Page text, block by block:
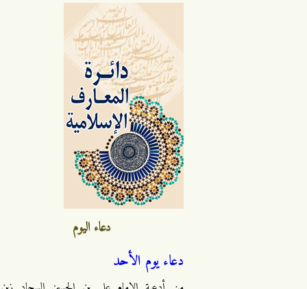
دعاء اليوم
دعاء يوم الأحد